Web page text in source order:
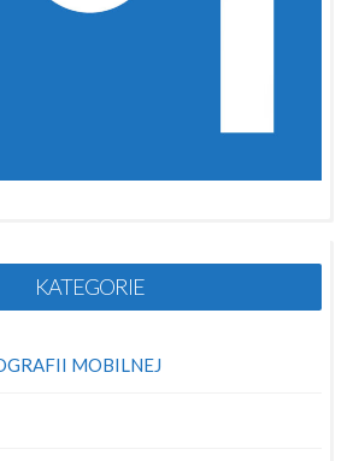
KATEGORIE
MOBILNEJ